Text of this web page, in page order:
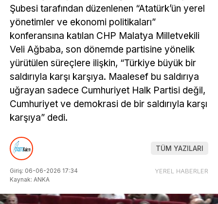
Şubesi tarafından düzenlenen “Atatürk’ün yerel
yönetimler ve ekonomi politikaları”
konferansına katılan CHP Malatya Milletvekili
Veli Ağbaba, son dönemde partisine yönelik
yürütülen süreçlere ilişkin, “Türkiye büyük bir
saldırıyla karşı karşıya. Maalesef bu saldırıya
uğrayan sadece Cumhuriyet Halk Partisi değil,
Cumhuriyet ve demokrasi de bir saldırıyla karşı
karşıya” dedi.
TÜM YAZILARI
Giriş: 06-06-2026 17:34
Kaynak: ANKA
YEREL HABERLER